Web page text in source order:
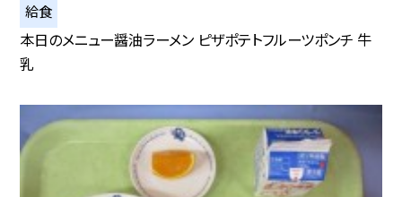
給食
本日のメニュー醤油ラーメン ピザポテトフルーツポンチ 牛
乳